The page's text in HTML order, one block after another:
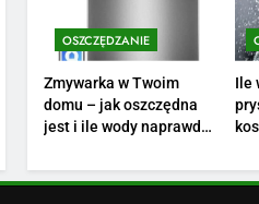
średnie
ZAROBKI
4
Ile
ZAROBKI
OSZCZĘDZANIE
Zmywarka w Twoim
domu – jak oszczędna
jest i ile wody naprawdę
Ile